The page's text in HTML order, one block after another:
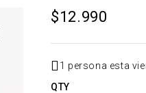
$12.990
1 persona esta
QTY